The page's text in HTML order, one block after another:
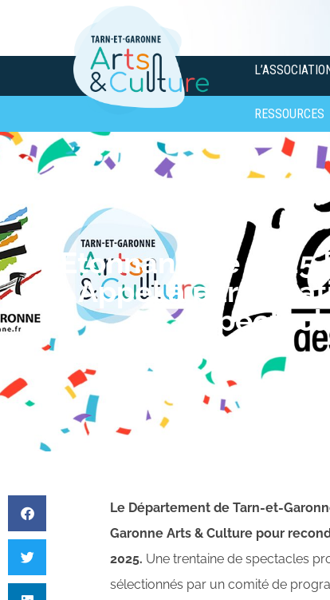
RESSOURCES
L’Etonnant été
Appel à
Le Département de Tarn-et-
Garonne Arts & Culture pour
2025. Une trentaine de spectacles
sélectionnés par un comité de